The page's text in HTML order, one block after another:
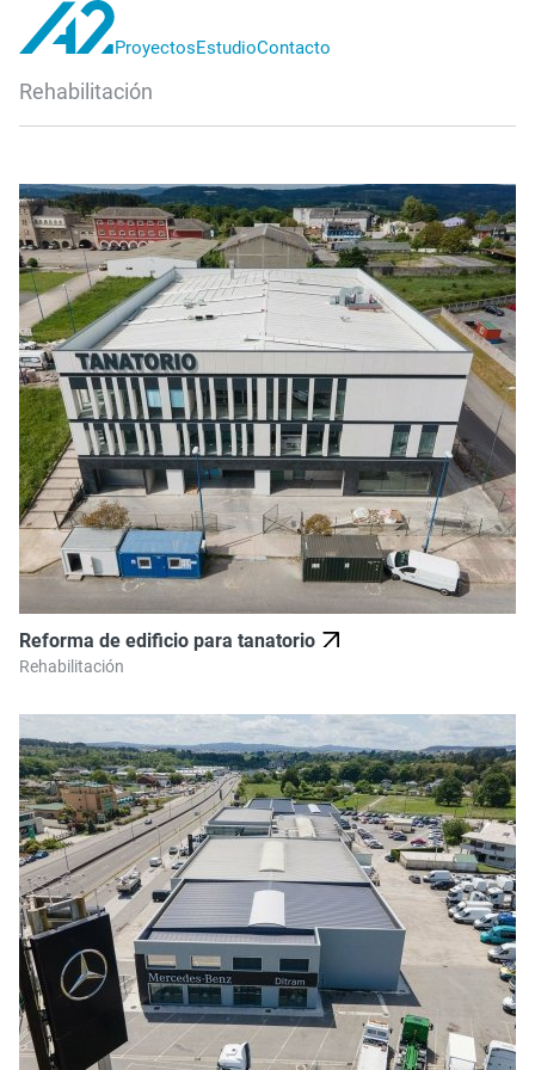
A2
proyectos
ProyectosEstudioContacto
Rehabilitación
Reforma de edificio para tanatorio
Rehabilitación